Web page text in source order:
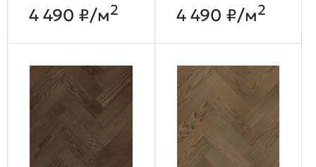
4 490 ₽/м2 4 490 ₽/м2